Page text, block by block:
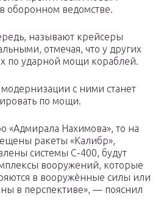
оборонном ведомстве.
называют крейсеры
отмечая, что у других
по ударной мощи кораблей.
с ними станет
по мощи.
«Адмирала Нахимова», то на
ракеты «Калибр»,
системы С-400, будут
вооружений, которые
в вооружённые силы или
в перспективе», — пояснил